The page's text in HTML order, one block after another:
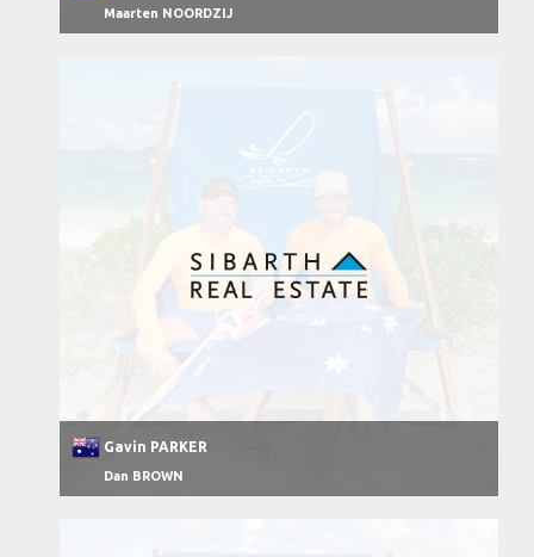
Maarten NOORDZIJ
Gavin PARKER
Dan BROWN